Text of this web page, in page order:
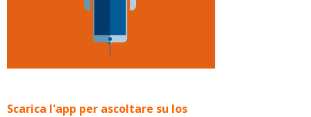
Scarica l'app per ascoltare su Ios